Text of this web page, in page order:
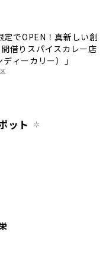
定でOPEN！真新しい創
借りスパイスカレー店
ディーカリー）」
ット